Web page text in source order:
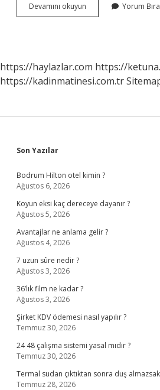
Devamını okuyun Okçunun
Ingilizcesi
Yorum
https://haylazlar.com https://
https://kadinmatinesi.com.tr
Sidebar
Son Yazılar
Bodrum Hilton otel kimin ?
Ağustos 6, 2026
Koyun eksi kaç dereceye dayanır ?
Ağustos 5, 2026
Avantajlar ne anlama gelir ?
Ağustos 4, 2026
7 uzun sûre nedir ?
Ağustos 3, 2026
36’lık film ne kadar ?
Ağustos 3, 2026
Şirket KDV ödemesi nasıl yapılır ?
Temmuz 30, 2026
24 48 çalışma sistemi yasal mıdır ?
Temmuz 30, 2026
Termal sudan çıktıktan sonra duş
Temmuz 28, 2026